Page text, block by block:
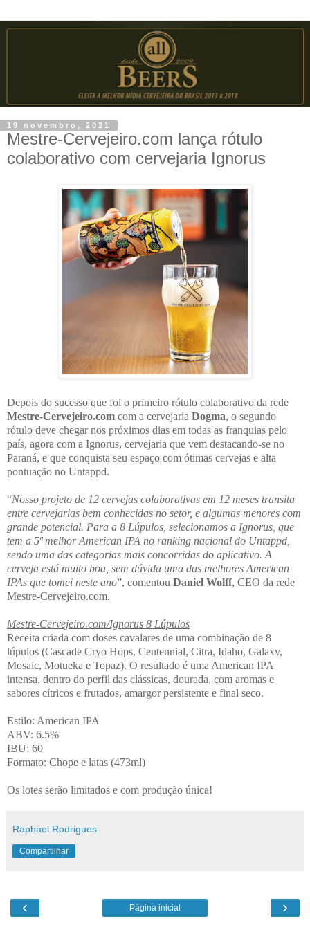
19 novembro, 2021
Mestre-Cervejeiro.com lança rótulo
colaborativo com cervejaria Ignorus
Depois do sucesso que foi o primeiro rótulo colaborativo da rede
Mestre-Cervejeiro.com com a cervejaria Dogma, o segundo
rótulo deve chegar nos próximos dias em todas as franquias pelo
país, agora com a Ignorus, cervejaria que vem destacando-se no
Paraná, e que conquista seu espaço com ótimas cervejas e alta
pontuação no Untappd.
“Nosso projeto de 12 cervejas colaborativas em 12 meses transita
entre cervejarias bem conhecidas no setor, e algumas menores com
grande potencial. Para a 8 Lúpulos, selecionamos a Ignorus, que
tem a 5ª melhor American IPA no ranking nacional do Untappd,
sendo uma das categorias mais concorridas do aplicativo. A
cerveja está muito boa, sem dúvida uma das melhores American
IPAs que tomei neste ano”, comentou Daniel Wolff, CEO da rede
Mestre-Cervejeiro.com.
Mestre-Cervejeiro.com/Ignorus 8 Lúpulos
Receita criada com doses cavalares de uma combinação de 8
lúpulos (Cascade Cryo Hops, Centennial, Citra, Idaho, Galaxy,
Mosaic, Motueka e Topaz). O resultado é uma American IPA
intensa, dentro do perfil das clássicas, dourada, com aromas e
sabores cítricos e frutados, amargor persistente e final seco.
Estilo: American IPA
ABV: 6.5%
IBU: 60
Formato: Chope e latas (473ml)
Os lotes serão limitados e com produção única!
Raphael Rodrigues
Compartilhar
‹ ›
Página inicial